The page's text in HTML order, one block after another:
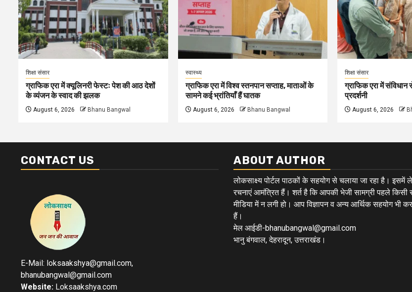
शिक्षा संसार
ग्राफिक एरा में क्यूलिनरी फेस्टः पेश की आठ देशों
के व्यंजन के स्वाद की झलक
August 6, 2026 Bhanu Bangwal
स्वास्थ्य
ग्राफिक एरा में विश्व स्तनपान सप्ताह, माताओं के
सामने कई भ्रांतियाँ हैं घातक
August 6, 2026 Bhanu Bangwal
शिक्षा संसार
ग्राफिक एरा में संविधान
प्रदर्शनी
August 6, 2026
CONTACT US
E-Mail: loksaakshya@gmail.com,
bhanubangwal@gmail.com
Website: Loksaakshya.com
ABOUT AUTHOR
लोकसाक्ष्य पोर्टल पाठकों के सहयोग से चलाया जा रहा है। इसमें
रचनाएं आमंत्रित हैं। शर्त है कि आपकी भेजी सामग्री पहले किसी
मीडिया में न लगी हो। आप विज्ञापन व अन्य आर्थिक सहयोग भी
हैं।
मेल आईडी-bhanubangwal@gmail.com
भानु बंगवाल, देहरादून, उत्तराखंड।